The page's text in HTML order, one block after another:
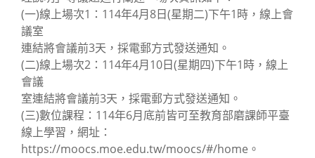
(一)線上場次1：114年4月8日(星期二)下午1時，線上會
議室
連結將會議前3天，採電郵方式發送通知。
(二)線上場次2：114年4月10日(星期四)下午1時，線上
會議
室連結將會議前3天，採電郵方式發送通知。
(三)數位課程：114年6月底前皆可至教育部磨課師平臺
線上學習，網址：
https://moocs.moe.edu.tw/moocs/#/home。